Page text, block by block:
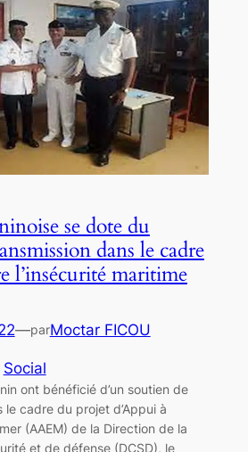
se dote du
dans le cadre
l’insécurité maritime
—parMoctar FICOU
Social
ont bénéficié d’un soutien de
cadre du projet d’Appui à
(AAEM) de la Direction de la
et de défense (DCSD), le